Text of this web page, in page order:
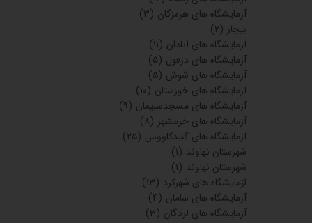
آزمایشگاه های هرمزگان (۳)
بیجار (۲)
آزمایشگاه های آبادان (۱۱)
آزمایشگاه های دزفول (۵)
آزمایشگاه های شوش (۵)
آزمایشگاه های خوزستان (۱۰)
آزمایشگاه های مسجدسلیمان (۹)
آزمایشگاه های خرمشهر (۸)
آزمایشگاه های گنبدکاووس (۲۵)
شهرستان نهاوند (۱)
شهرستان نهاوند (۱)
ازمایشگاه های شهرکرد (۱۳)
آزمایشگاه های سامان (۴)
آزمایشگاه های لردگان (۳)